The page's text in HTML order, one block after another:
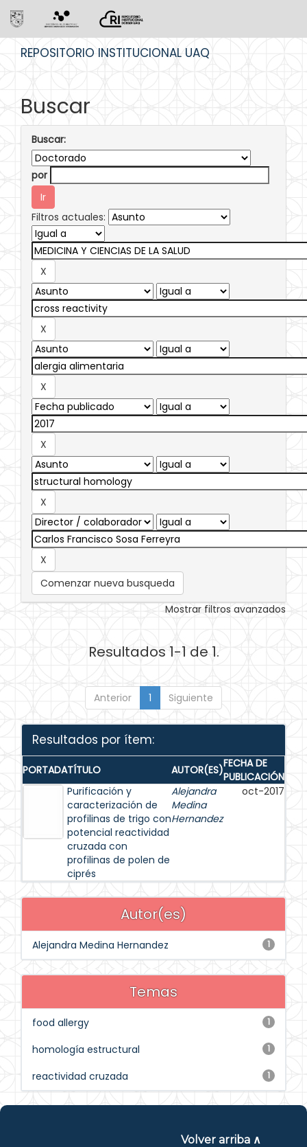
REPOSITORIO INSTITUCIONAL UAQ
Buscar
Buscar:
por
Filtros actuales:
Comenzar nueva busqueda
Mostrar filtros avanzados
Resultados 1-1 de 1.
Anterior 1 Siguiente
Resultados por ítem:
PORTADATÍTULO AUTOR(ES)FECHA DE
PUBLICACIÓN
Purificación y
caracterización de
profilinas de trigo con
potencial reactividad
cruzada con
profilinas de polen de
ciprés
Alejandra
Medina
Hernandez
oct-2017
Autor(es)
1
Alejandra Medina Hernandez
Temas
1
food allergy
1
homología estructural
1
reactividad cruzada
Volver arriba ∧